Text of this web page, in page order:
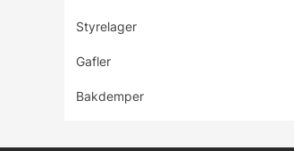
Styrelager
Gafler
Bakdemper